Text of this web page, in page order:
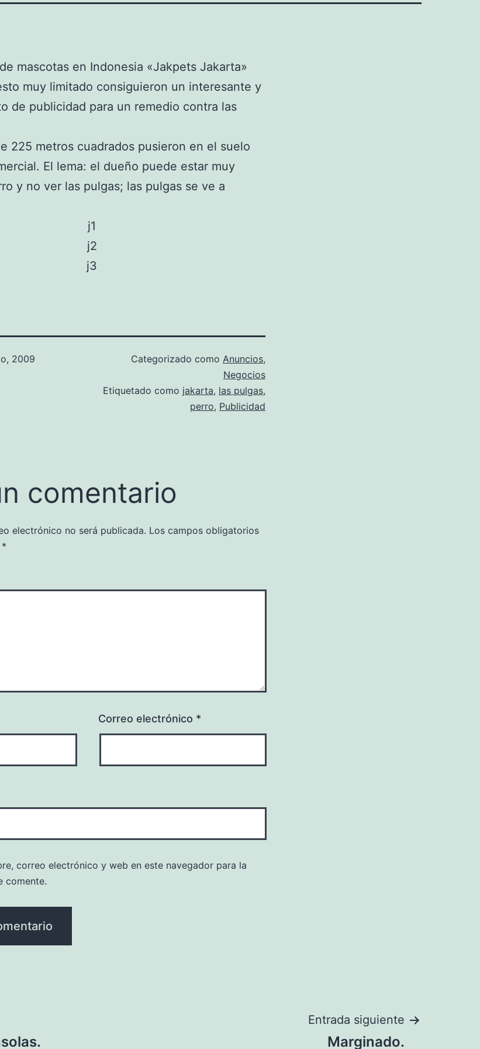
mascotas en Indonesia «Jakpets Jakarta»
muy limitado consiguieron un interesante y
de publicidad para un remedio contra las
225 metros cuadrados pusieron en el suelo
El lema: el dueño puede estar muy
y no ver las pulgas; las pulgas se ve a
2009
Categorizado como Anuncios,
Negocios
Etiquetado como jakarta, las pulgas,
perro, Publicidad
comentario
electrónico no será publicada. Los campos obligatorios
*
Correo electrónico *
correo electrónico y web en este navegador para la
comente.
Entrada siguiente
Marginado.